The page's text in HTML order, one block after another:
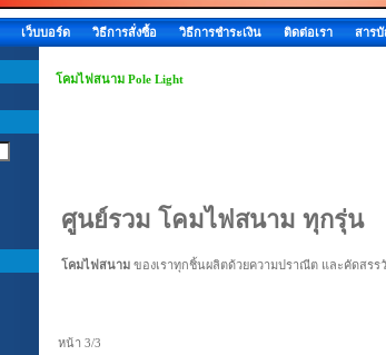
เว็บบอร์ด วิธีการสั่งซื้อ วิธีการชำระเงิน ติดต่อเรา สาร
โคมไฟสนาม Pole Light
ศูนย์รวม โคมไฟสนาม ทุกรุ่น
โคมไฟสนาม ของเราทุกชิ้นผลิตด้วยความปราณีต และคัดสรร
หน้า 3/3